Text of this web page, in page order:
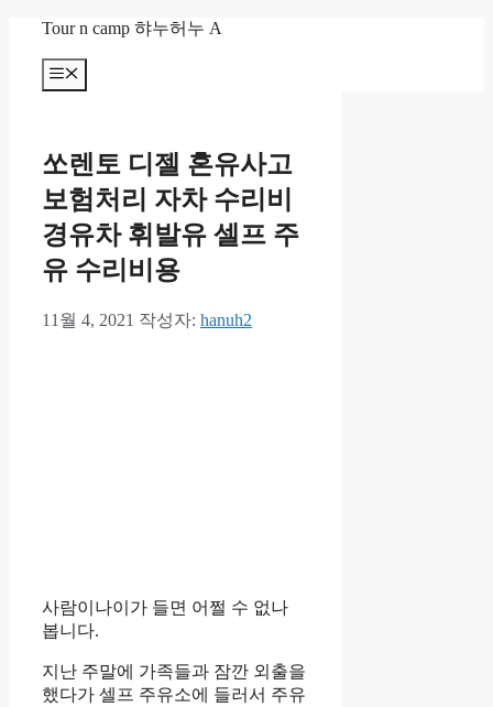
Tour n camp 햐누허누 A
메
뉴
쏘렌토 디젤 혼유사고
보험처리 자차 수리비
경유차 휘발유 셀프 주
유 수리비용
11월 4, 2021 작성자: hanuh2
사람이 나이가 들면 어쩔 수 없나
봅니다.
지난 주말에 가족들과 잠깐 외출을
했다가 셀프 주유소에 들러서 주유